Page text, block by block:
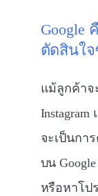
Google
ตัดสินใ
แม้ลูกค้าจ
จะเป็นกา
บน
หรือหาโ